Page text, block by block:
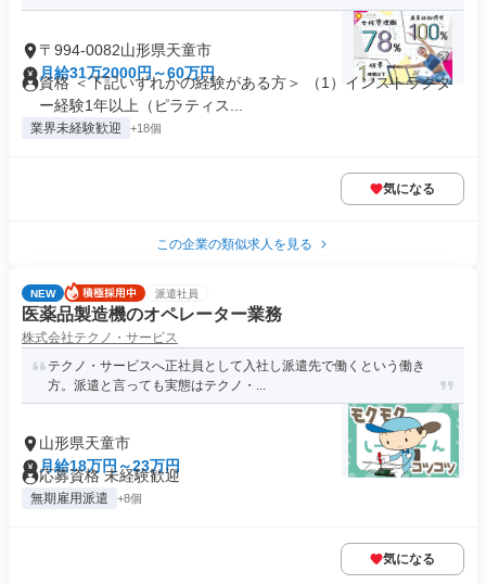
〒994-0082山形県天童市
月給31万2000円～60万円
資格 ＜下記いずれかの経験がある方＞ （1）インストラクタ
ー経験1年以上（ピラティス...
業界未経験歓迎 +18個
気になる
この企業の類似求人を見る
NEW 派遣社員
医薬品製造機のオペレーター業務
株式会社テクノ・サービス
テクノ・サービスへ正社員として入社し派遣先で働くという働き
方。派遣と言っても実態はテクノ・...
山形県天童市
月給18万円～23万円
応募資格 未経験歓迎
無期雇用派遣 +8個
気になる